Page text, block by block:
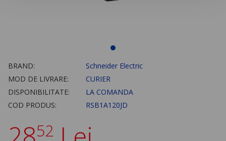
BRAND:
Schneider Electric
MOD DE LIVRARE:
CURIER
DISPONIBILITATE:
LA COMANDA
COD PRODUS:
RSB1A120JD
52